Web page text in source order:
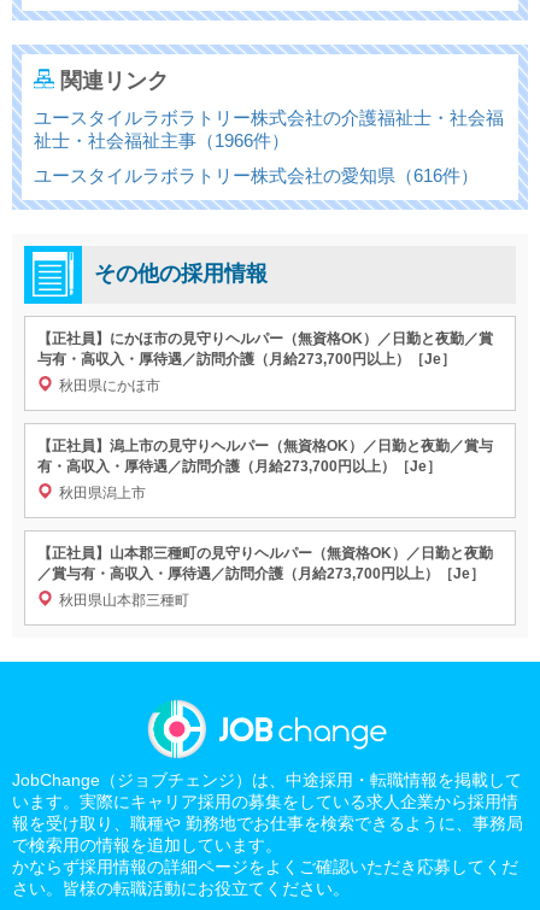
関連リンク
ユースタイルラボラトリー株式会社の介護福祉士・社会福
祉士・社会福祉主事（1966件）
ユースタイルラボラトリー株式会社の愛知県（616件）
その他の採用情報
【正社員】にかほ市の見守りヘルパー（無資格OK）／日勤と夜勤／賞
与有・高収入・厚待遇／訪問介護（月給273,700円以上）［Je］
秋田県にかほ市
【正社員】潟上市の見守りヘルパー（無資格OK）／日勤と夜勤／賞与
有・高収入・厚待遇／訪問介護（月給273,700円以上）［Je］
秋田県潟上市
【正社員】山本郡三種町の見守りヘルパー（無資格OK）／日勤と夜勤
／賞与有・高収入・厚待遇／訪問介護（月給273,700円以上）［Je］
秋田県山本郡三種町
JobChange（ジョブチェンジ）は、中途採用・転職情報を掲載して
います。実際にキャリア採用の募集をしている求人企業から採用情
報を受け取り、職種や 勤務地でお仕事を検索できるように、事務局
で検索用の情報を追加しています。
かならず採用情報の詳細ページをよくご確認いただき応募してくだ
さい。皆様の転職活動にお役立てください。